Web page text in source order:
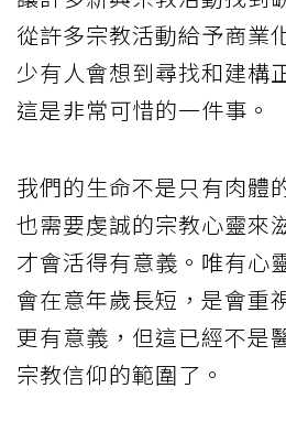
從許多宗教活動給予商業
少有人會想到尋找和建構
這是非常可惜的一件事。
我們的生命不是只有肉體
也需要虔誠的宗教心靈來
才會活得有意義。唯有心
會在意年歲長短，是會重
更有意義，但這已經不是
宗教信仰的範圍了。